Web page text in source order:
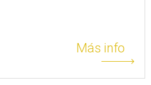
Más info